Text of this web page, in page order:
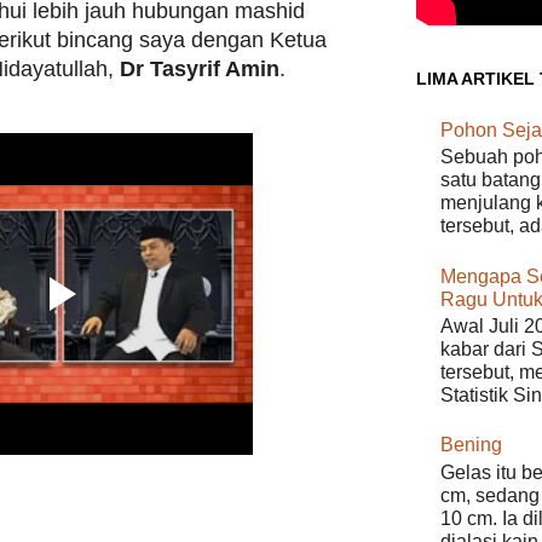
lebih jauh hubungan mashid
bincang saya dengan Ketua
Dr Tasyrif Amin. LIMA ARTIKEL
Pohon
Sebuah
satu
menjulang
tersebut,
Mengapa
Ragu
Awal Juli
kabar dari
tersebut,
Statistik
Bening
Gelas itu
cm,
10 cm. Ia